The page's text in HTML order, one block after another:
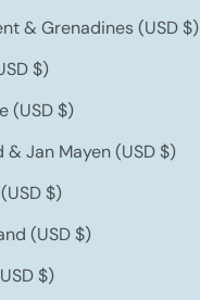
& Grenadines (USD $)
$)
(USD $)
& Jan Mayen (USD $)
$)
(USD $)
$)